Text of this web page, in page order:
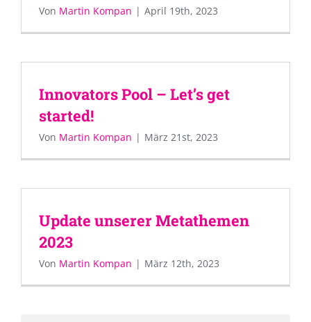
Von Martin Kompan | April 19th, 2023
Innovators Pool – Let’s get
started!
Von Martin Kompan | März 21st, 2023
Update unserer Metathemen
2023
Von Martin Kompan | März 12th, 2023